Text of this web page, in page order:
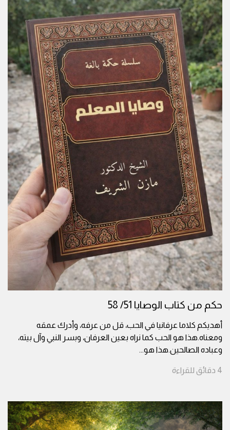
حكم من كتاب الوصايا 51/ 58
أهديكم كلاما عرفانيا في الحب، قل من عرفه، وأدرك عمقه
ومعناه.هذا هو الحب كما نراه بعين العرفان، وبسر النبي وآل بيته،
وعباده الصالحين.هذا هو...
4 دقائق للقراءة